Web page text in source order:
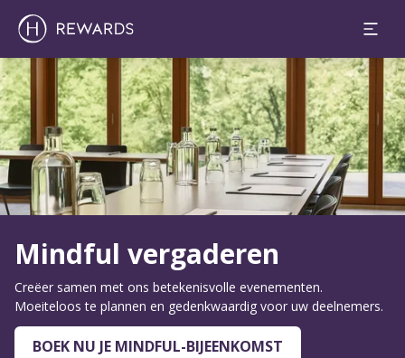
Dia 1 van 1
Mindful vergaderen
Creëer samen met ons betekenisvolle evenementen.
Moeiteloos te plannen en gedenkwaardig voor uw deelnemers.
BOEK NU JE MINDFUL-BIJEENKOMST